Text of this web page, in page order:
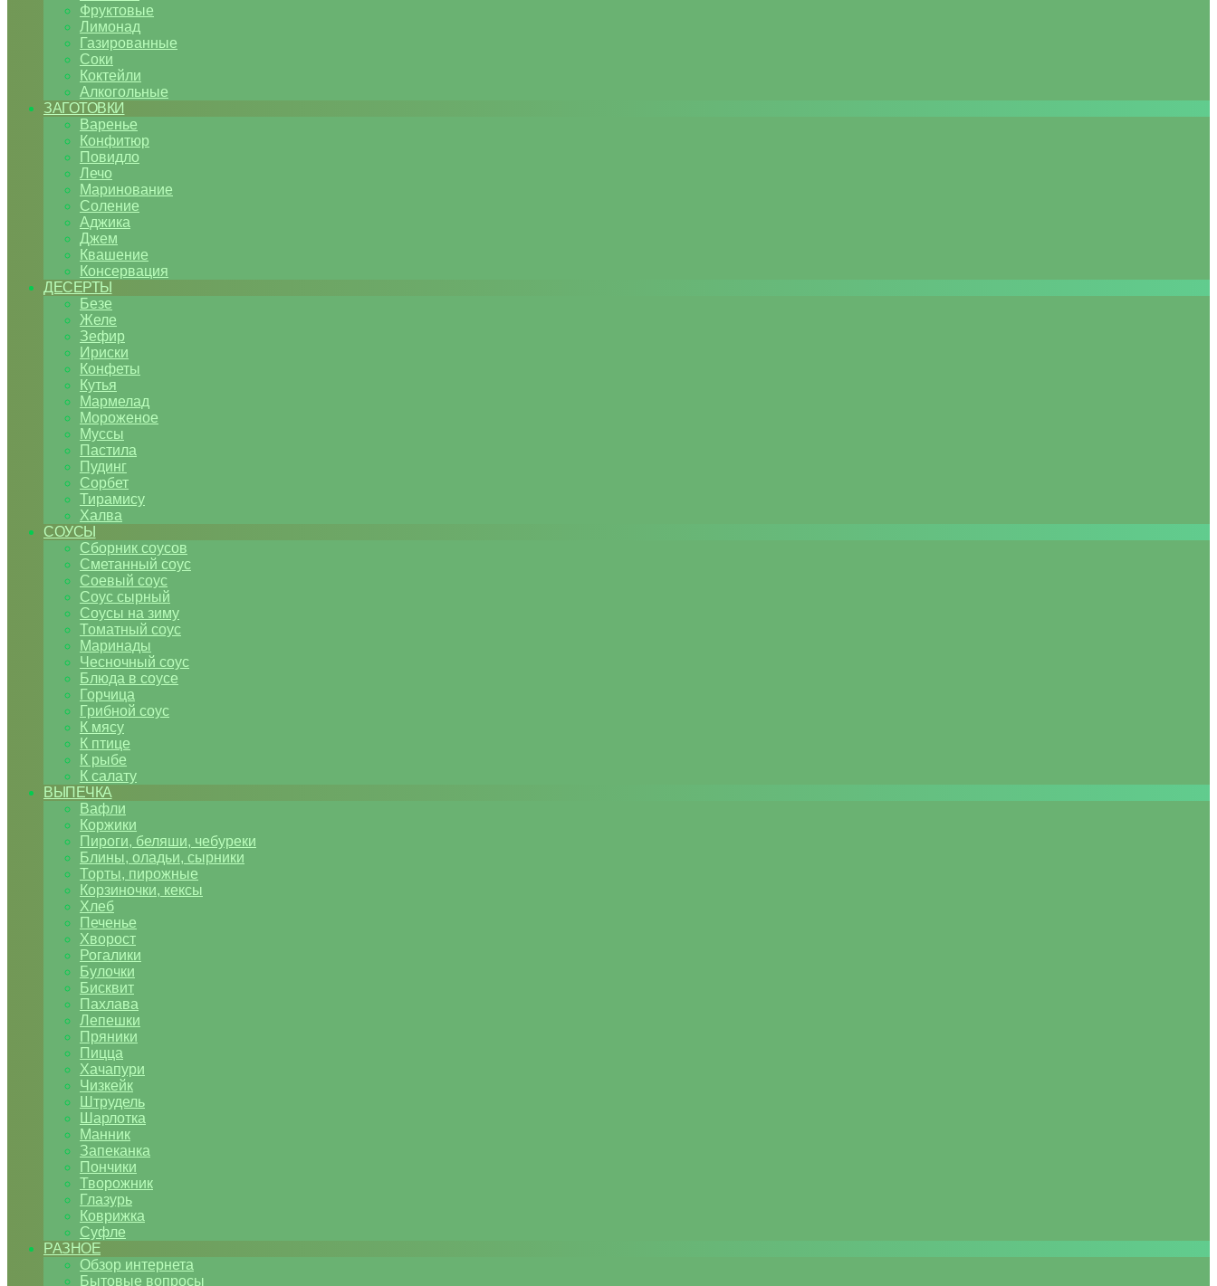
Фруктовые
Лимонад
Газированные
Соки
Коктейли
Алкогольные
ЗАГОТОВКИ
Варенье
Конфитюр
Повидло
Лечо
Маринование
Соление
Аджика
Джем
Квашение
Консервация
ДЕСЕРТЫ
Безе
Желе
Зефир
Ириски
Конфеты
Кутья
Мармелад
Мороженое
Муссы
Пастила
Пудинг
Сорбет
Тирамису
Халва
СОУСЫ
Сборник соусов
Сметанный соус
Соевый соус
Соус сырный
Соусы на зиму
Томатный соус
Маринады
Чесночный соус
Блюда в соусе
Горчица
Грибной соус
К мясу
К птице
К рыбе
К салату
ВЫПЕЧКА
Вафли
Коржики
Пироги, беляши, чебуреки
Блины, оладьи, сырники
Торты, пирожные
Корзиночки, кексы
Хлеб
Печенье
Хворост
Рогалики
Булочки
Бисквит
Пахлава
Лепешки
Пряники
Пицца
Хачапури
Чизкейк
Штрудель
Шарлотка
Манник
Запеканка
Пончики
Творожник
Глазурь
Коврижка
Суфле
РАЗНОЕ
Обзор интернета
Бытовые вопросы